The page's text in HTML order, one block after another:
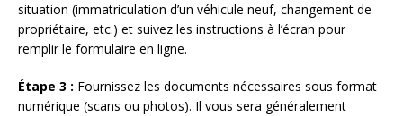
situation (immatriculation d’un véhicule neuf, changement de
propriétaire, etc.) et suivez les instructions à l’écran pour
remplir le formulaire en ligne.
Étape 3 : Fournissez les documents nécessaires sous format
numérique (scans ou photos). Il vous sera généralement